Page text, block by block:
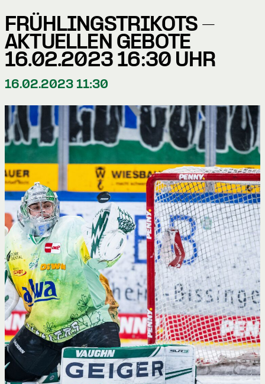
FRÜHLINGSTRIKOTS -
AKTUELLEN GEBOTE
16.02.2023 16:30 UHR
16.02.2023 11:30